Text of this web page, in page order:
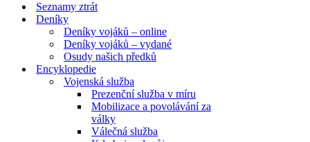
Seznamy ztrát
Deníky
Deníky vojáků – online
Deníky vojáků – vydané
Osudy našich předků
Encyklopedie
Vojenská služba
Prezenční služba v míru
Mobilizace a povolávání za
války
Válečná služba